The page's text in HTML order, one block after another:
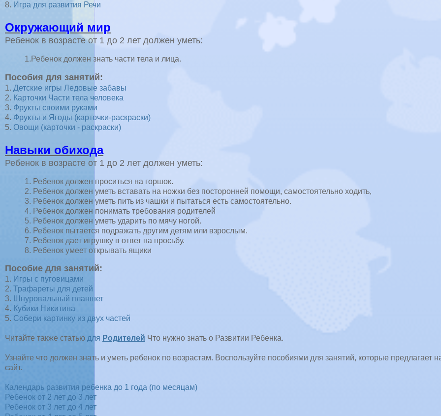
8. Игра для развития Речи
Окружающий мир
Ребенок в возрасте от 1 до 2 лет должен уметь:
1.Ребенок должен знать части тела и лица.
Пособия для занятий:
1. Детские игры Ледовые забавы
2. Карточки Части тела человека
3. Фрукты своими руками
4. Фрукты и Ягоды (карточки-раскраски)
5. Овощи (карточки - раскраски)
Навыки обихода
Ребенок в возрасте от 1 до 2 лет должен уметь:
1. Ребенок должен проситься на горшок.
2. Ребенок должен уметь вставать на ножки без посторонней помощи, самостоятельно ходить,
3. Ребенок должен уметь пить из чашки и пытаться есть самостоятельно.
4. Ребенок должен понимать требования родителей
5. Ребенок должен уметь ударить по мячу ногой.
6. Ребенок пытается подражать другим детям или взрослым.
7. Ребенок дает игрушку в ответ на просьбу.
8. Ребенок умеет открывать ящики
Пособие для занятий:
1. Игры с пуговицами
2. Трафареты для детей
3.
Шнуровальный планшет
4. Кубики Никитина
5. Собери картинку из двух частей
Читайте также статью для Родителей Что нужно знать о Развитии Ребенка.
Узнайте что должен знать и уметь ребенок по возрастам. Воспользуйте пособиями для занятий, которые предлагает
сайт.
Календарь развития ребенка до 1 года (по месяцам)
Ребенок от 2 лет до 3 лет
Ребенок от 3 лет до 4 лет